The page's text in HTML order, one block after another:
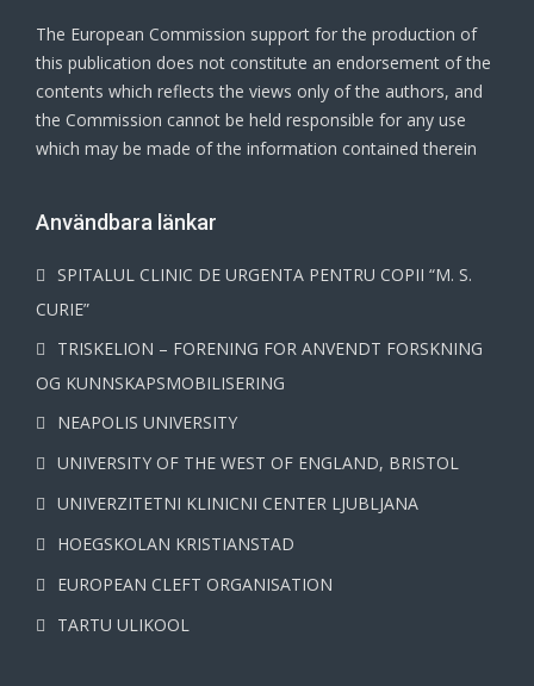
The European Commission support for the production of
this publication does not constitute an endorsement of the
contents which reflects the views only of the authors, and
the Commission cannot be held responsible for any use
which may be made of the information contained therein
Användbara länkar
SPITALUL CLINIC DE URGENTA PENTRU COPII “M. S.
CURIE”
TRISKELION – FORENING FOR ANVENDT FORSKNING
OG KUNNSKAPSMOBILISERING
NEAPOLIS UNIVERSITY
UNIVERSITY OF THE WEST OF ENGLAND, BRISTOL
UNIVERZITETNI KLINICNI CENTER LJUBLJANA
HOEGSKOLAN KRISTIANSTAD
EUROPEAN CLEFT ORGANISATION
TARTU ULIKOOL